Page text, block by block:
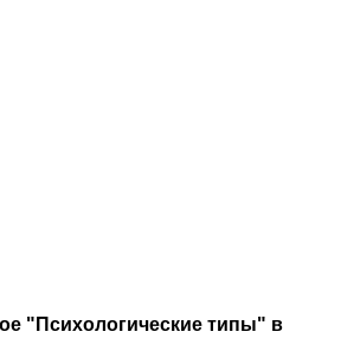
"Психологические типы" в